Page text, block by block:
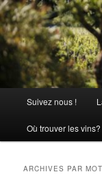
Aller
au
contenu
principal
Aller
au
contenu
secondaireChâteau
La passion comme
principal
Suivez nous !
Où trouver les vins?
ARCHIVES PAR